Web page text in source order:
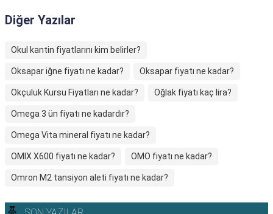
Diğer Yazılar
Okul kantin fiyatlarını kim belirler?
Oksapar iğne fiyatı ne kadar? Oksapar fiyatı ne kadar?
Okçuluk Kursu Fiyatları ne kadar? Oğlak fiyatı kaç lira?
Omega 3 ün fiyatı ne kadardır?
Omega Vita mineral fiyatı ne kadar?
OMIX X600 fiyatı ne kadar? OMO fiyatı ne kadar?
Omron M2 tansiyon aleti fiyatı ne kadar?